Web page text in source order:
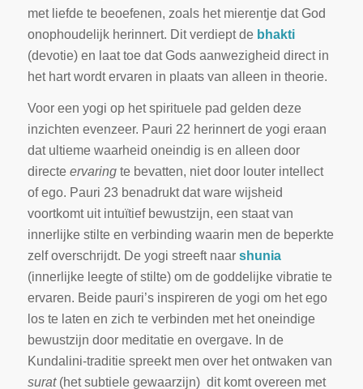
met liefde te beoefenen, zoals het mierentje dat God
onophoudelijk herinnert. Dit verdiept de bhakti
(devotie) en laat toe dat Gods aanwezigheid direct in
het hart wordt ervaren in plaats van alleen in theorie.
Voor een yogi op het spirituele pad gelden deze
inzichten evenzeer. Pauri 22 herinnert de yogi eraan
dat ultieme waarheid oneindig is en alleen door
directe ervaringte bevatten, niet door louter intellect
of ego. Pauri 23 benadrukt dat ware wijsheid
voortkomt uit intuïtief bewustzijn, een staat van
innerlijke stilte en verbinding waarin men de beperkte
zelf overschrijdt. De yogi streeft naar shunia
(innerlijke leegte of stilte) om de goddelijke vibratie te
ervaren. Beide pauri’s inspireren de yogi om het ego
los te laten en zich te verbinden met het oneindige
bewustzijn door meditatie en overgave. In de
Kundalini-traditie spreekt men over het ontwaken van
surat(het subtiele gewaarzijn) dit komt overeen met